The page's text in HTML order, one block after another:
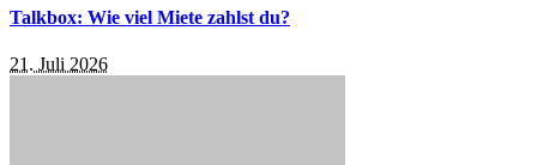
Talkbox: Wie viel Miete zahlst du?
21. Juli 2026